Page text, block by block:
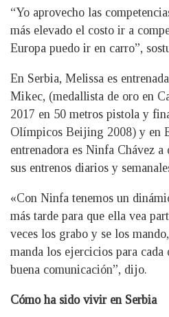
“Yo aprovecho las
más elevado el costo ir a
Europa puedo ir en carro”,
En Serbia, Melissa es
Mikec, (medallista de oro en
2017 en 50 metros pistola y
Olímpicos Beijing 2008) y en
entrenadora es Ninfa Chávez
sus entrenos diarios y
«Con Ninfa tenemos un
más tarde para que ella vea
veces los grabo y se los
manda los ejercicios para
buena comunicación”, dijo.
Cómo ha sido vivir en Serbia